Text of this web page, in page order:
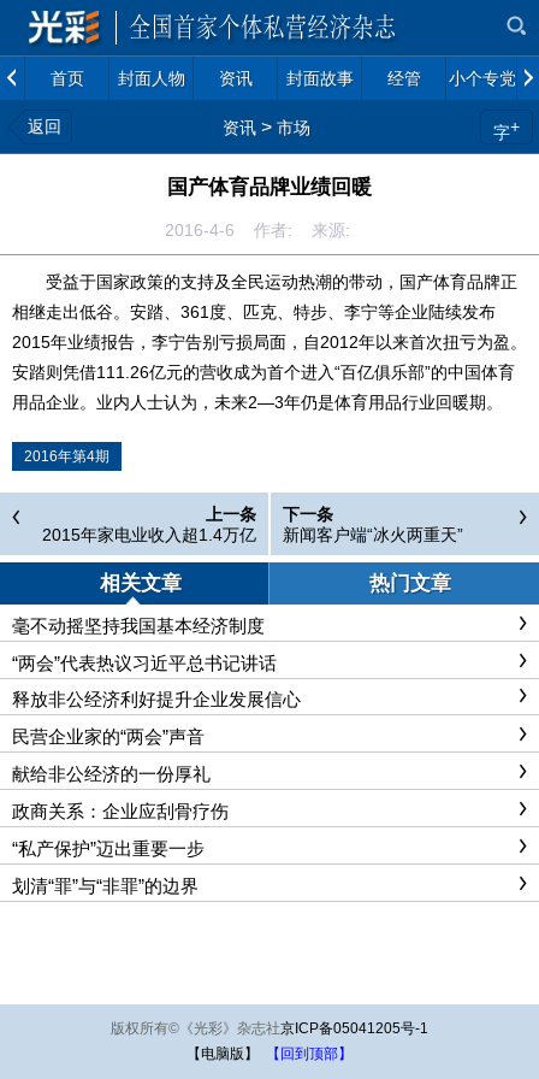
首页 封面人物 资讯 封面故事 经管 小个专党建
返回 资讯 > 市场 字+
国产体育品牌业绩回暖
2016-4-6 作者: 来源:
受益于国家政策的支持及全民运动热潮的带动，国产体育品牌正
相继走出低谷。安踏、361度、匹克、特步、李宁等企业陆续发布
2015年业绩报告，李宁告别亏损局面，自2012年以来首次扭亏为盈。
安踏则凭借111.26亿元的营收成为首个进入“百亿俱乐部”的中国体育
用品企业。业内人士认为，未来2—3年仍是体育用品行业回暖期。
2016年第4期
上一条
2015年家电业收入超1.4万亿
元
下一条
新闻客户端“冰火两重天”
相关文章 热门文章
毫不动摇坚持我国基本经济制度
“两会”代表热议习近平总书记讲话
释放非公经济利好提升企业发展信心
民营企业家的“两会”声音
献给非公经济的一份厚礼
政商关系：企业应刮骨疗伤
“私产保护”迈出重要一步
划清“罪”与“非罪”的边界
版权所有© 《光彩》杂志社京ICP备05041205号-1
【电脑版】
【回到顶部】